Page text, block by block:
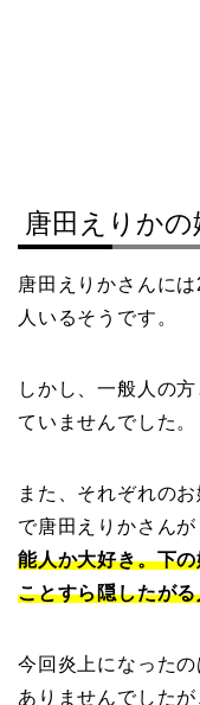
唐田えりかの
唐田えりかさんに
人いるそうです。
しかし、一般人の
ていませんでした。
また、それぞれの
で唐田えりかさんが
能人か大好き。下
ことすら隠したが
今回炎上になった
ありませんでした